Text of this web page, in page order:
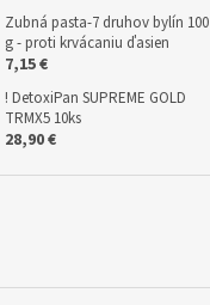
Zubná pasta-7 druhov bylín 100
g - proti krvácaniu ďasien
7,15 €
! DetoxiPan SUPREME GOLD
TRMX5 10ks
28,90 €